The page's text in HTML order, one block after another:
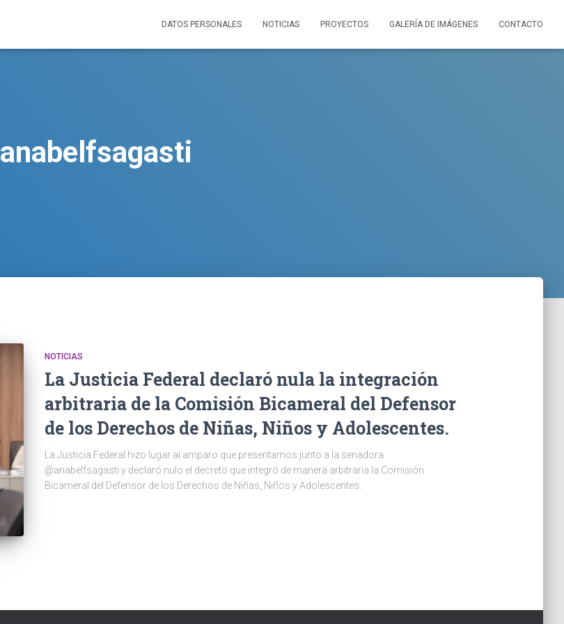
DATOS PERSONALES NOTICIAS PROYECTOS GALERÍA DE IMÁGENES CONTACTO
anabelfsagasti
NOTICIAS
La Justicia Federal declaró nula la integración
arbitraria de la Comisión Bicameral del Defensor
de los Derechos de Niñas, Niños y Adolescentes.
La Justicia Federal hizo lugar al amparo que presentamos junto a la senadora
@anabelfsagasti y declaró nulo el decreto que integró de manera arbitraria la Comisión
Bicameral del Defensor de los Derechos de Niñas, Niños y Adolescentes.